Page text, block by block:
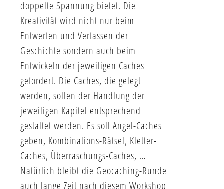
doppelte Spannung bietet. Die
Kreativität wird nicht nur beim
Entwerfen und Verfassen der
Geschichte sondern auch beim
Entwickeln der jeweiligen Caches
gefordert. Die Caches, die gelegt
werden, sollen der Handlung der
jeweiligen Kapitel entsprechend
gestaltet werden. Es soll Angel-Caches
geben, Kombinations-Rätsel, Kletter-
Caches, Überraschungs-Caches, …
Natürlich bleibt die Geocaching-Runde
auch lange Zeit nach diesem Workshop